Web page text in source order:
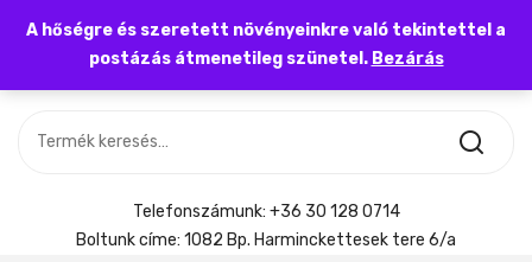
SZOBANÖVÉNY
KIEGÉSZÍTŐK
Menyasszonyi csokor
Telefonszámunk: +36 30 128 0714
Boltunk címe: 1082 Bp. Harminckettesek tere 6/a
A hőségre és szeretett növényeinkre való tekintettel a
postázás átmenetileg szünetel. Bezárás